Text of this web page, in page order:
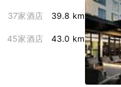
37家酒店 39.8 km
45家酒店 43.0 km